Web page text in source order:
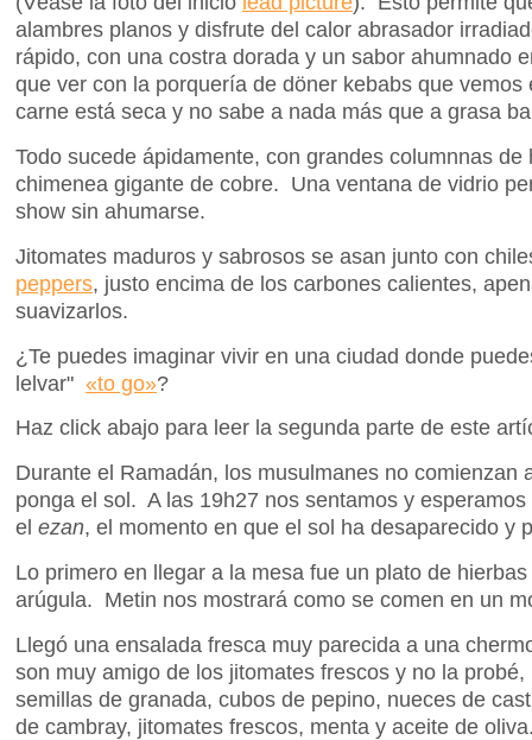
alambres planos y disfrute del calor abrasador
rápido, con una costra dorada y un sabor ahumnado
que ver con la porquería de döner kebabs que vemos
carne está seca y no sabe a nada más que a grasa
Todo sucede ápidamente, con grandes columnnas
chimenea gigante de cobre. Una ventana de vidrio
show sin ahumarse.
Jitomates maduros y sabrosos se asan junto con
peppers, justo encima de los carbones calientes,
suavizarlos.
¿Te puedes imaginar vivir en una ciudad donde
lelvar" «to go»?
Haz click abajo para leer la segunda parte de este
Durante el Ramadán, los musulmanes no comienzan
ponga el sol. A las 19h27 nos sentamos y
el ezan, el momento en que el sol ha desaparecido y
Lo primero en llegar a la mesa fue un plato de
arúgula. Metin nos mostrará como se comen en un
Llegó una ensalada fresca muy parecida a una
son muy amigo de los jitomates frescos y no la
semillas de granada, cubos de pepino, nueces de
de cambray, jitomates frescos, menta y aceite de